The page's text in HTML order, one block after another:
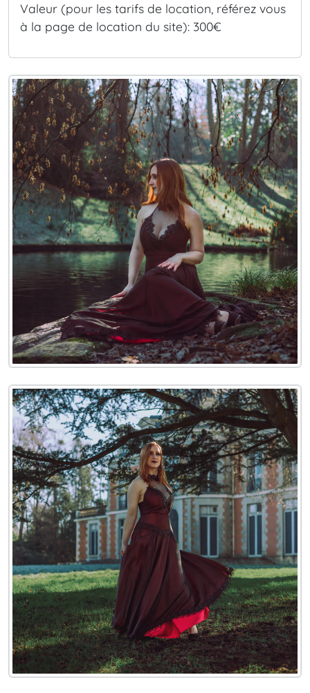
Valeur (pour les tarifs de location, référez vous
à la page de location du site): 300€